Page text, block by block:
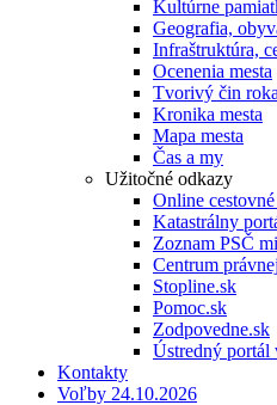
Kultúrne
Geografia,
Infraštruktúra,
Ocenenia mesta
Tvorivý čin roka
Kronika mesta
Mapa mesta
Čas a my
Užitočné odkazy
Online
Katastrálny
Zoznam PSČ
Centrum
Stopline.sk
Pomoc.sk
Zodpovedne.sk
Ústredný portál
Kontakty
Voľby 24.10.2026